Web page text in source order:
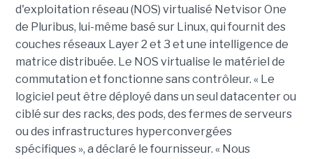
d'exploitation réseau (NOS) virtualisé Netvisor One
de Pluribus, lui-même basé sur Linux, qui fournit des
couches réseaux Layer 2 et 3 et une intelligence de
matrice distribuée. Le NOS virtualise le matériel de
commutation et fonctionne sans contrôleur. « Le
logiciel peut être déployé dans un seul datacenter ou
ciblé sur des racks, des pods, des fermes de serveurs
ou des infrastructures hyperconvergées
spécifiques », a déclaré le fournisseur. « Nous